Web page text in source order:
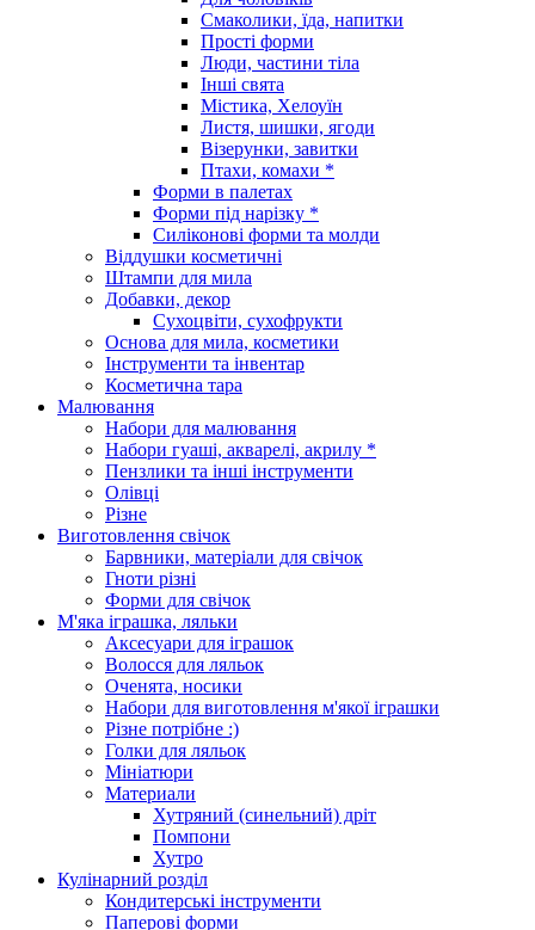
Смаколики, їда, напитки
Прості форми
Люди, частини тіла
Інші свята
Містика, Хелоуїн
Листя, шишки, ягоди
Візерунки, завитки
Птахи, комахи *
Форми в палетах
Форми під нарізку *
Силіконові форми та молди
Віддушки косметичні
Штампи для мила
Добавки, декор
Сухоцвіти, сухофрукти
Основа для мила, косметики
Інструменти та інвентар
Косметична тара
Малювання
Набори для малювання
Набори гуаші, акварелі, акрилу *
Пензлики та інші інструменти
Олівці
Різне
Виготовлення свічок
Барвники, матеріали для свічок
Гноти різні
Форми для свічок
М'яка іграшка, ляльки
Аксесуари для іграшок
Волосся для ляльок
Оченята, носики
Набори для виготовлення м'якої іграшки
Різне потрібне :)
Голки для ляльок
Мініатюри
Материали
Хутряний (синельний) дріт
Помпони
Хутро
Кулінарний розділ
Кондитерські інструменти
Паперові форми